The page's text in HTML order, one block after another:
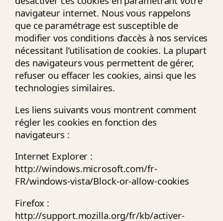
navigateur internet. Nous vous rappelons
que ce paramétrage est susceptible de
modifier vos conditions d’accès à nos services
nécessitant l’utilisation de cookies. La plupart
des navigateurs vous permettent de gérer,
refuser ou effacer les cookies, ainsi que les
technologies similaires.
Les liens suivants vous montrent comment
régler les cookies en fonction des
navigateurs :
Internet Explorer :
http://windows.microsoft.com/fr-
FR/windows-vista/Block-or-allow-cookies
Firefox :
http://support.mozilla.org/fr/kb/activer-